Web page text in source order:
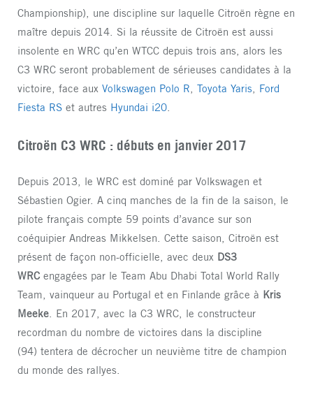
Championship), une discipline sur laquelle Citroën règne en
maître depuis 2014. Si la réussite de Citroën est aussi
insolente en WRC qu’en WTCC depuis trois ans, alors les
C3 WRC seront probablement de sérieuses candidates à la
victoire, face aux Volkswagen Polo R Toyota Yaris
Ford
Fiesta RS et autres Hyundai i20
Citroën C3 WRC : débuts en janvier 2017
Depuis 2013, le WRC est dominé par Volkswagen et
Sébastien Ogier. A cinq manches de la fin de la saison, le
pilote français compte 59 points d’avance sur son
coéquipier Andreas Mikkelsen. Cette saison, Citroën est
présent de façon non-officielle, avec deux DS3
WRC engagées par le Team Abu Dhabi Total World Rally
Team, vainqueur au Portugal et en Finlande grâce à Kris
Meeke. En 2017, avec la C3 WRC, le constructeur
recordman du nombre de victoires dans la discipline
(94) tentera de décrocher un neuvième titre de champion
du monde des rallyes.